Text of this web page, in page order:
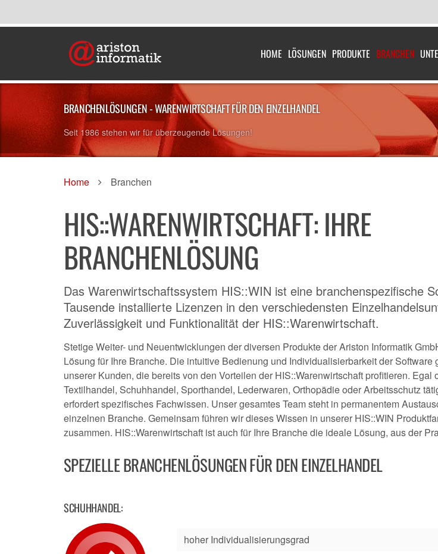
HOME LÖSUNGEN PRODUKTE BRANCHEN
BRANCHENLÖSUNGEN - WARENWIRTSCHAFT FÜR DEN EINZELHANDEL
Seit 1986 stehen wir für überzeugende Lösungen!
Home Branchen
HIS::WARENWIRTSCHAFT: IHRE
BRANCHENLÖSUNG
Das Warenwirtschaftssystem HIS::WIN ist eine branchenspezifische
Tausende installierte Lizenzen in den verschiedensten
Zuverlässigkeit und Funktionalität der HIS::Warenwirtschaft.
Stetige Weiter- und Neuentwicklungen der diversen Produkte der Ariston Informatik
Lösung für Ihre Branche. Die intuitive Bedienung und Individualisierbarkeit der Software
unserer Kunden, die bereits von den Vorteilen der HIS::Warenwirtschaft profitieren.
Textilhandel, Schuhhandel, Sporthandel, Lederwaren, Orthopädie oder Arbeitsschutz
erfordert spezifisches Fachwissen. Unser gesamtes Team steht in permanentem
einzelnen Branche. Gemeinsam führen wir dieses Wissen in unserer HIS::WIN
zusammen. HIS::Warenwirtschaft ist auch für Ihre Branche die ideale Lösung, aus der
SPEZIELLE BRANCHENLÖSUNGEN FÜR DEN EINZELHANDEL
SCHUHHANDEL:
hoher Individualisierungsgrad